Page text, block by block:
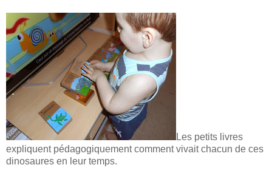
Les petits livres
expliquent pédagogiquement comment vivait chacun de ces
dinosaures en leur temps.